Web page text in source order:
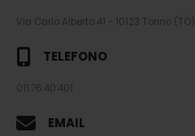
Via Carlo Alberto 41 - 10123 Torino (TO)
TELEFONO
011.76.40.401
EMAIL